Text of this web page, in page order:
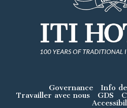
Governance
Info
Travailler avec nous
GDS